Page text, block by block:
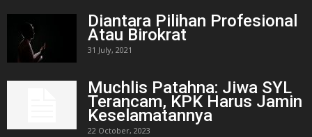
Diantara Pilihan Profesional
Atau Birokrat
31 July, 2021
Muchlis Patahna: Jiwa SYL
Terancam, KPK Harus Jamin
Keselamatannya
22 October, 2023